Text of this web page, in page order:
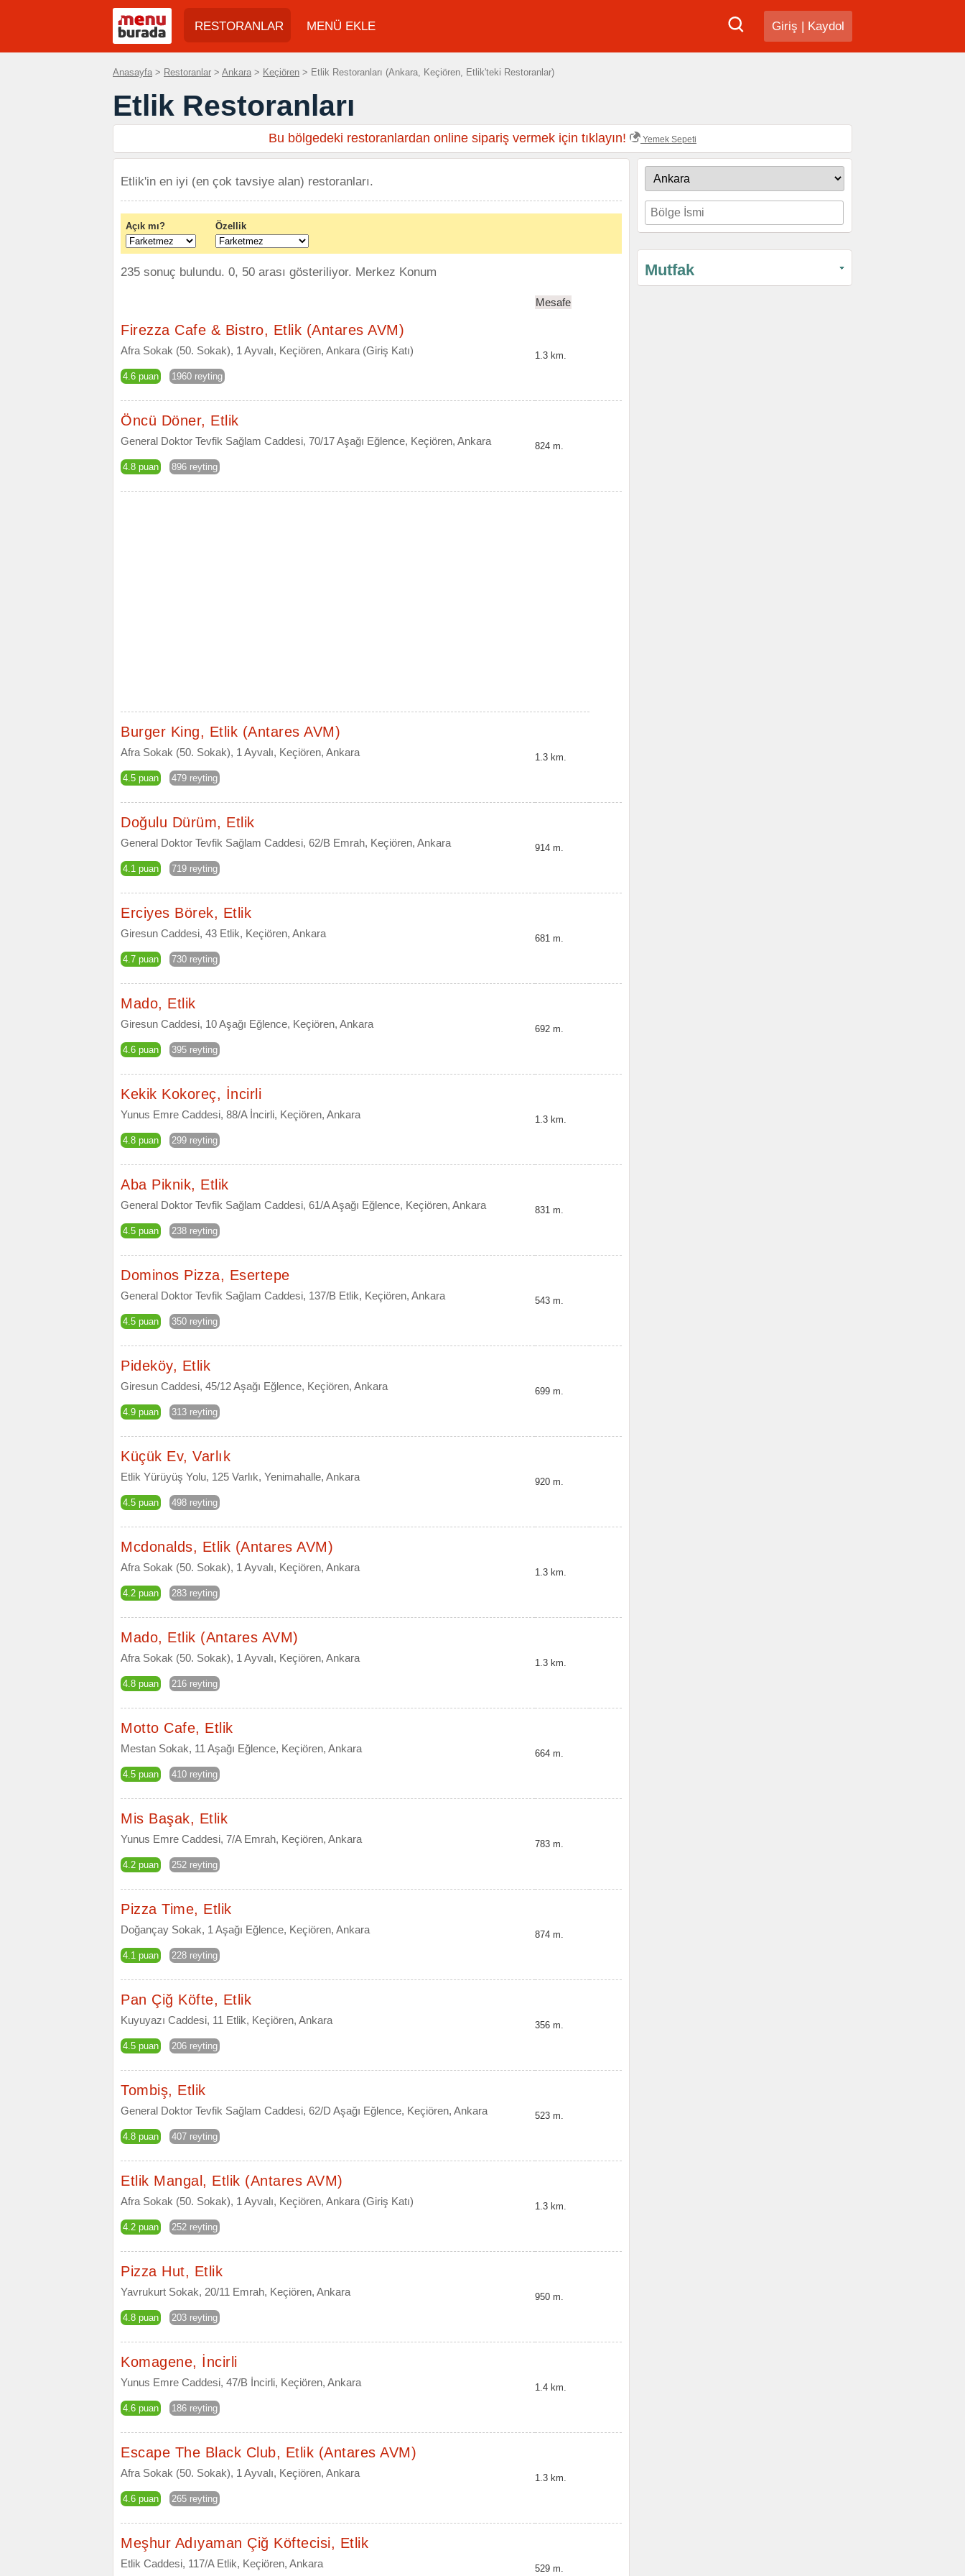
Giriş | Kaydol
RESTORANLAR MENÜ EKLE
Anasayfa > Restoranlar > Ankara > Keçiören > Etlik Restoranları (Ankara, Keçiören, Etlik'teki Restoranlar)
Etlik Restoranları
Bu bölgedeki restoranlardan online sipariş vermek için tıklayın! Yemek Sepeti
Mutfak
Etlik'in en iyi (en çok tavsiye alan) restoranları.
Açık mı? Özellik
235 sonuç bulundu. 0, 50 arası gösteriliyor. Merkez Konum
Mesafe
Firezza Cafe & Bistro, Etlik (Antares AVM)
Afra Sokak (50. Sokak), 1 Ayvalı, Keçiören, Ankara (Giriş Katı)
4.6 puan 1960 reyting
1.3 km.
Öncü Döner, Etlik
General Doktor Tevfik Sağlam Caddesi, 70/17 Aşağı Eğlence, Keçiören, Ankara
4.8 puan 896 reyting
824 m.
Burger King, Etlik (Antares AVM)
Afra Sokak (50. Sokak), 1 Ayvalı, Keçiören, Ankara
4.5 puan 479 reyting
1.3 km.
Doğulu Dürüm, Etlik
General Doktor Tevfik Sağlam Caddesi, 62/B Emrah, Keçiören, Ankara
4.1 puan 719 reyting
914 m.
Erciyes Börek, Etlik
Giresun Caddesi, 43 Etlik, Keçiören, Ankara
4.7 puan 730 reyting
681 m.
Mado, Etlik
Giresun Caddesi, 10 Aşağı Eğlence, Keçiören, Ankara
4.6 puan 395 reyting
692 m.
Kekik Kokoreç, İncirli
Yunus Emre Caddesi, 88/A İncirli, Keçiören, Ankara
4.8 puan 299 reyting
1.3 km.
Aba Piknik, Etlik
General Doktor Tevfik Sağlam Caddesi, 61/A Aşağı Eğlence, Keçiören, Ankara
4.5 puan 238 reyting
831 m.
Dominos Pizza, Esertepe
General Doktor Tevfik Sağlam Caddesi, 137/B Etlik, Keçiören, Ankara
4.5 puan 350 reyting
543 m.
Pideköy, Etlik
Giresun Caddesi, 45/12 Aşağı Eğlence, Keçiören, Ankara
4.9 puan 313 reyting
699 m.
Küçük Ev, Varlık
Etlik Yürüyüş Yolu, 125 Varlık, Yenimahalle, Ankara
4.5 puan 498 reyting
920 m.
Mcdonalds, Etlik (Antares AVM)
Afra Sokak (50. Sokak), 1 Ayvalı, Keçiören, Ankara
4.2 puan 283 reyting
1.3 km.
Mado, Etlik (Antares AVM)
Afra Sokak (50. Sokak), 1 Ayvalı, Keçiören, Ankara
4.8 puan 216 reyting
1.3 km.
Motto Cafe, Etlik
Mestan Sokak, 11 Aşağı Eğlence, Keçiören, Ankara
4.5 puan 410 reyting
664 m.
Mis Başak, Etlik
Yunus Emre Caddesi, 7/A Emrah, Keçiören, Ankara
4.2 puan 252 reyting
783 m.
Pizza Time, Etlik
Doğançay Sokak, 1 Aşağı Eğlence, Keçiören, Ankara
4.1 puan 228 reyting
874 m.
Pan Çiğ Köfte, Etlik
Kuyuyazı Caddesi, 11 Etlik, Keçiören, Ankara
4.5 puan 206 reyting
356 m.
Tombiş, Etlik
General Doktor Tevfik Sağlam Caddesi, 62/D Aşağı Eğlence, Keçiören, Ankara
4.8 puan 407 reyting
523 m.
Etlik Mangal, Etlik (Antares AVM)
Afra Sokak (50. Sokak), 1 Ayvalı, Keçiören, Ankara (Giriş Katı)
4.2 puan 252 reyting
1.3 km.
Pizza Hut, Etlik
Yavrukurt Sokak, 20/11 Emrah, Keçiören, Ankara
4.8 puan 203 reyting
950 m.
Komagene, İncirli
Yunus Emre Caddesi, 47/B İncirli, Keçiören, Ankara
4.6 puan 186 reyting
1.4 km.
Escape The Black Club, Etlik (Antares AVM)
Afra Sokak (50. Sokak), 1 Ayvalı, Keçiören, Ankara
4.6 puan 265 reyting
1.3 km.
Meşhur Adıyaman Çiğ Köftecisi, Etlik
Etlik Caddesi, 117/A Etlik, Keçiören, Ankara 529 m.